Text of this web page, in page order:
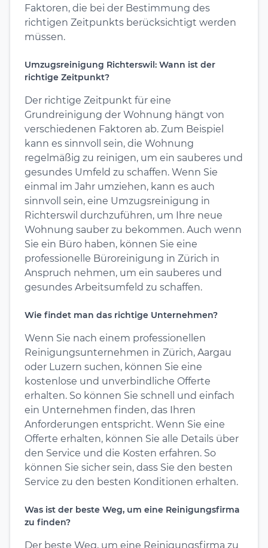
Faktoren, die bei der Bestimmung des
richtigen Zeitpunkts berücksichtigt werden
müssen.
Umzugsreinigung Richterswil: Wann ist der
richtige Zeitpunkt?
Der richtige Zeitpunkt für eine
Grundreinigung der Wohnung hängt von
verschiedenen Faktoren ab. Zum Beispiel
kann es sinnvoll sein, die Wohnung
regelmäßig zu reinigen, um ein sauberes und
gesundes Umfeld zu schaffen. Wenn Sie
einmal im Jahr umziehen, kann es auch
sinnvoll sein, eine Umzugsreinigung in
Richterswil durchzuführen, um Ihre neue
Wohnung sauber zu bekommen. Auch wenn
Sie ein Büro haben, können Sie eine
professionelle Büroreinigung in Zürich in
Anspruch nehmen, um ein sauberes und
gesundes Arbeitsumfeld zu schaffen.
Wie findet man das richtige Unternehmen?
Wenn Sie nach einem professionellen
Reinigungsunternehmen in Zürich, Aargau
oder Luzern suchen, können Sie eine
kostenlose und unverbindliche Offerte
erhalten. So können Sie schnell und einfach
ein Unternehmen finden, das Ihren
Anforderungen entspricht. Wenn Sie eine
Offerte erhalten, können Sie alle Details über
den Service und die Kosten erfahren. So
können Sie sicher sein, dass Sie den besten
Service zu den besten Konditionen erhalten.
Was ist der beste Weg, um eine Reinigungsfirma
zu finden?
Der beste Weg, um eine Reinigungsfirma zu